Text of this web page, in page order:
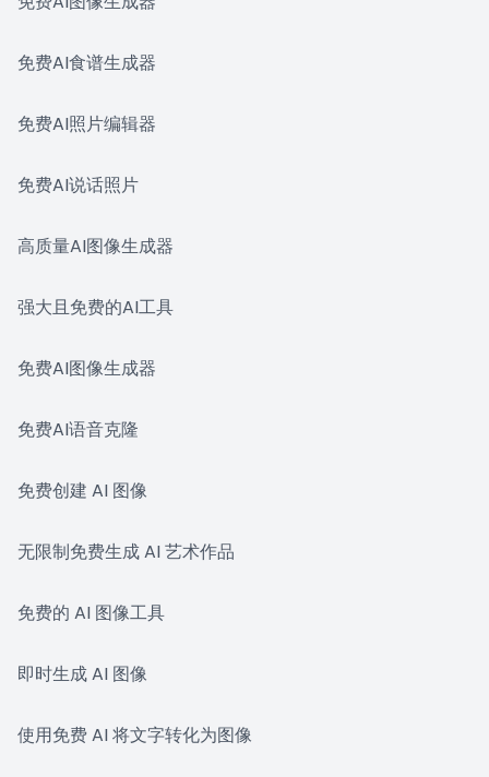
免费AI食谱生成器
免费AI照片编辑器
免费AI说话照片
高质量AI图像生成器
强大且免费的AI工具
免费AI图像生成器
免费AI语音克隆
免费创建 AI 图像
无限制免费生成 AI 艺术作品
免费的 AI 图像工具
即时生成 AI 图像
使用免费 AI 将文字转化为图像